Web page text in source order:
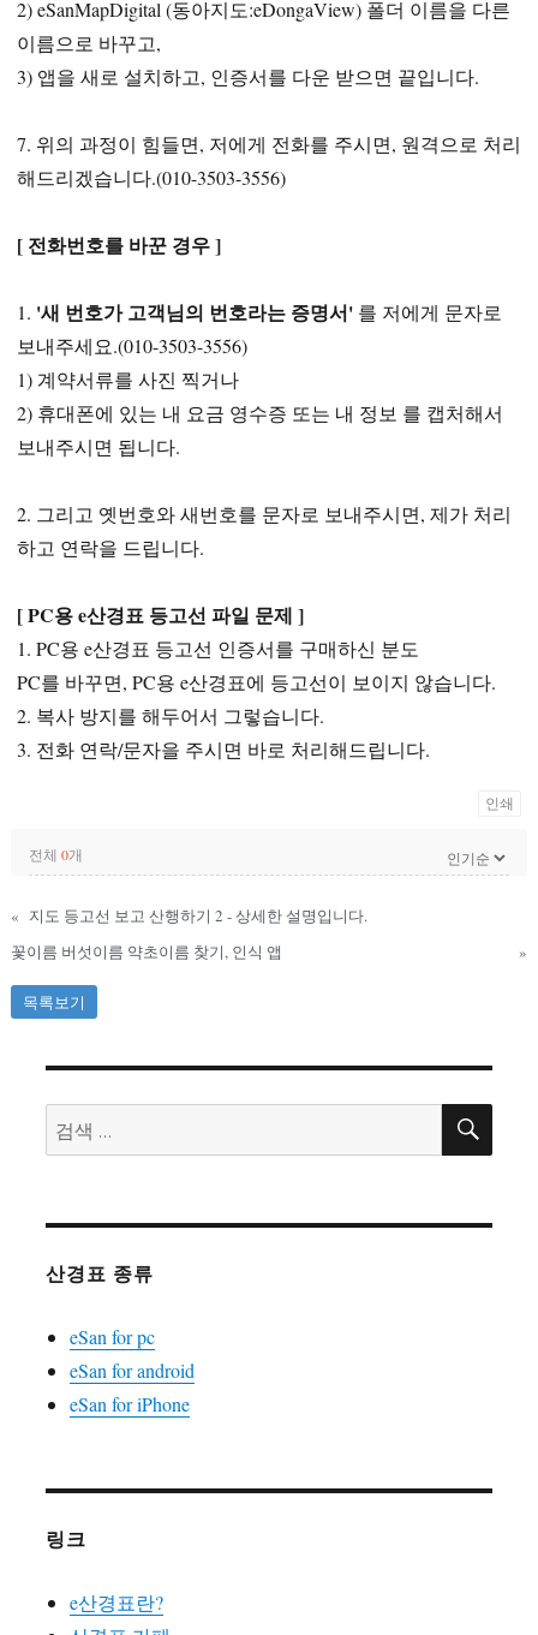
2) eSanMapDigital (동아지도:eDongaView) 폴더 이름을 다른
이름으로 바꾸고,
3) 앱을 새로 설치하고, 인증서를 다운 받으면 끝입니다.
7. 위의 과정이 힘들면, 저에게 전화를 주시면, 원격으로 처리
해드리겠습니다.(010-3503-3556)
[ 전화번호를 바꾼 경우 ]
1. '새 번호가 고객님의 번호라는 증명서'를 저에게 문자로
보내주세요.(010-3503-3556)
1) 계약서류를 사진 찍거나
2) 휴대폰에 있는 내 요금 영수증 또는 내 정보 를 캡처해서
보내주시면 됩니다.
2. 그리고 옛번호와 새번호를 문자로 보내주시면, 제가 처리
하고 연락을 드립니다.
[ PC용 e산경표 등고선 파일 문제 ]
1. PC용 e산경표 등고선 인증서를 구매하신 분도
PC를 바꾸면, PC용 e산경표에 등고선이 보이지 않습니다.
2. 복사 방지를 해두어서 그렇습니다.
3. 전화 연락/문자을 주시면 바로 처리해드립니다.
인쇄
전체 0개
« 지도 등고선 보고 산행하기 2 - 상세한 설명입니다.
꽃이름 버섯이름 약초이름 찾기, 인식 앱
»
목록보기
검
색:
검
산경표 종류
eSan for pc
eSan for android
eSan for iPhone
링크
e산경표란?